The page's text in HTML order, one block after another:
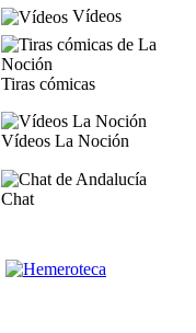
Vídeos
Tiras cómicas
Vídeos La Noción
Chat